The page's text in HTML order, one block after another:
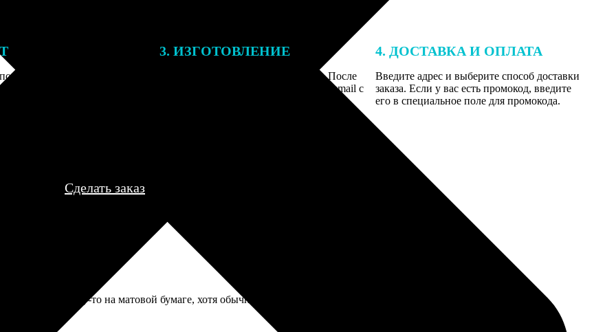
заказа к печати
могут связаться с Вами
телефону или email для
деталей.
3. ИЗГОТОВЛЕНИЕ
Оплатите заказ банковской картой. После
оплаты получите подтверждение на email с
описанием заказа. Когда отправим заказ
4. ДОСТАВКА И ОПЛАТА
Введите адрес и выберите способ доставки
заказа. Если у вас есть промокод, введите
его в специальное поле для промокода.
Сделать заказ
Но почему-то на матовой бумаге, хотя обычно глянец. Пришлось переделывать в другом месте, так как не